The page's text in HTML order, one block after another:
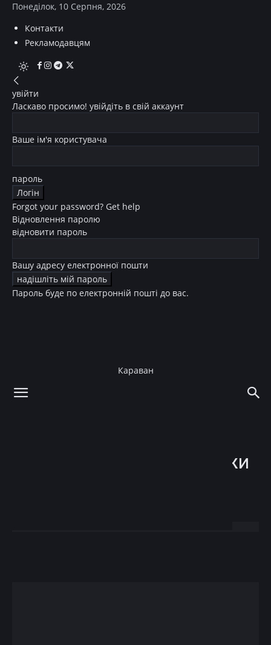
Понеділок, 10 Серпня, 2026
Контакти
Рекламодавцям
увійти
Ласкаво просимо! увійдіть в свій аккаунт
Ваше ім'я користувача
пароль
Forgot your password? Get help
Відновлення паролю
відновити пароль
Вашу адресу електронної пошти
Пароль буде по електронній пошті до вас.
Караван
Новые средства для кожи